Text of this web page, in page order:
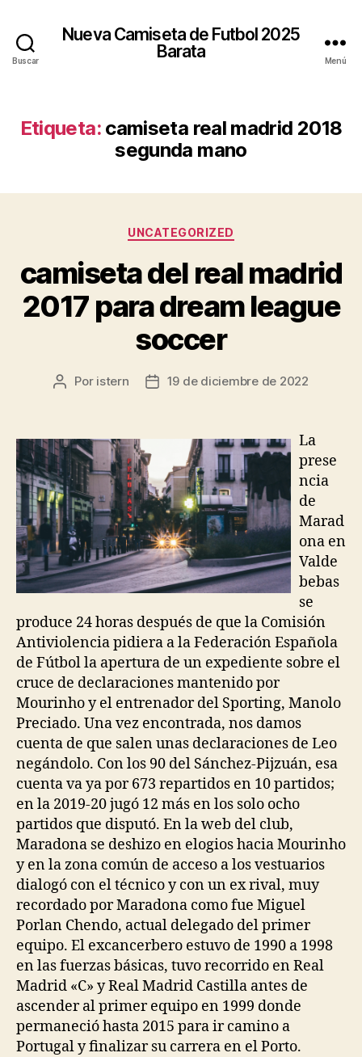
Buscar
Nueva Camiseta de Futbol 2025
Barata
Menú
Etiqueta: camiseta real madrid 2018
segunda mano
Categorías
UNCATEGORIZED
camiseta del real madrid
2017 para dream league
soccer
Autor
Por istern
Fecha19 de diciembre de 2022
La
prese
ncia
de
Marad
ona en
Valde
bebas
se
produce 24 horas después de que la Comisión
Antiviolencia pidiera a la Federación Española
de Fútbol la apertura de un expediente sobre el
cruce de declaraciones mantenido por
Mourinho y el entrenador del Sporting, Manolo
Preciado. Una vez encontrada, nos damos
cuenta de que salen unas declaraciones de Leo
negándolo. Con los 90 del Sánchez-Pijzuán, esa
cuenta va ya por 673 repartidos en 10 partidos;
en la 2019-20 jugó 12 más en los solo ocho
partidos que disputó. En la web del club,
Maradona se deshizo en elogios hacia Mourinho
y en la zona común de acceso a los vestuarios
dialogó con el técnico y con un ex rival, muy
recordado por Maradona como fue Miguel
Porlan Chendo, actual delegado del primer
equipo. El excancerbero estuvo de 1990 a 1998
en las fuerzas básicas, tuvo recorrido en Real
Madrid «C» y Real Madrid Castilla antes de
ascender al primer equipo en 1999 donde
permaneció hasta 2015 para ir camino a
Portugal y finalizar su carrera en el Porto.